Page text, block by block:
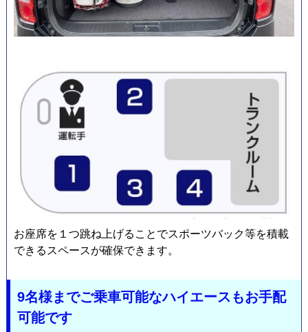
料
金
お座席を１つ跳ね上げることでスポーツバック等を積載
できるスペースが確保できます。
9名様までご乗車可能なハイエースもお手配
可能です